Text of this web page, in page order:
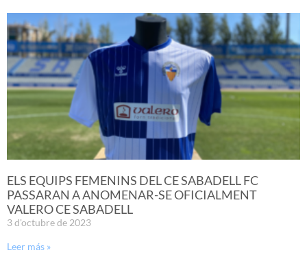
ELS EQUIPS FEMENINS DEL CE SABADELL FC
PASSARAN A ANOMENAR-SE OFICIALMENT
VALERO CE SABADELL
3 d'octubre de 2023
Leer más »